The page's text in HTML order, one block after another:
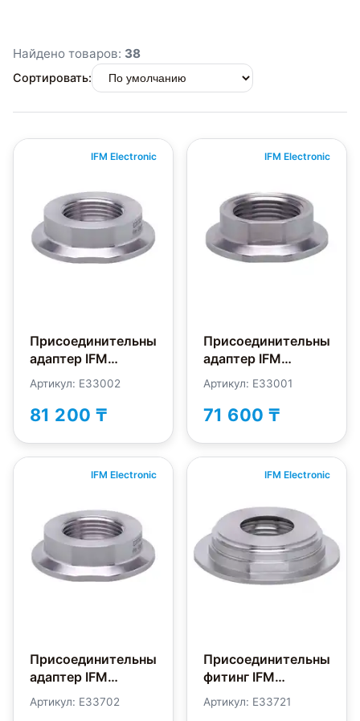
Найдено товаров: 38
Сортировать:
IFM Electronic
Присоединительный
адаптер IFM
Electronic E33002
Артикул: E33002
81 200 ₸
IFM Electronic
Присоединительный
адаптер IFM
Electronic E33001
Артикул: E33001
71 600 ₸
IFM Electronic
Присоединительный
адаптер IFM
Electronic E33702
Артикул: E33702
IFM Electronic
Присоединительный
фитинг IFM
Electronic E33721
Артикул: E33721